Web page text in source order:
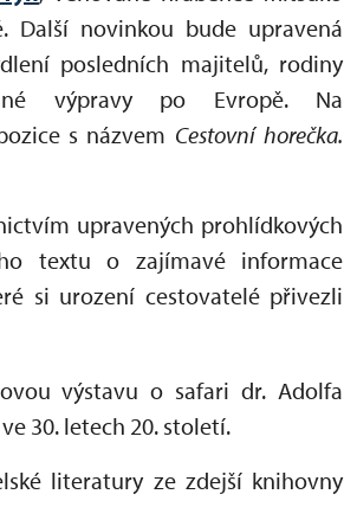
Další novinkou bude upravená
posledních majitelů, rodiny
výpravy po Evropě. Na
s názvem Cestovní horečka.
upravených prohlídkových
textu o zajímavé informace
si urození cestovatelé přivezli
výstavu o safari dr. Adolfa
30. letech 20. století.
literatury ze zdejší knihovny